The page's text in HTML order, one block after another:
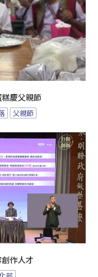
慶父親節
父親節
作人才